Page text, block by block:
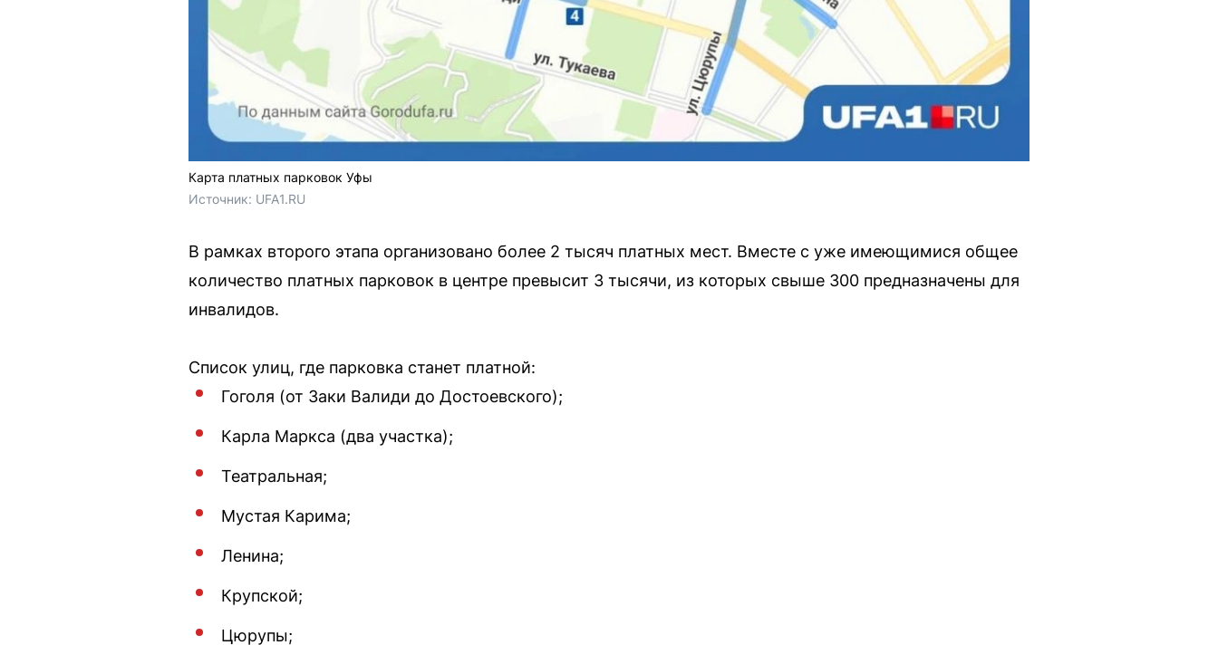
Карта платных парковок Уфы
Источник: UFA1.RU
В рамках второго этапа организовано более 2 тысяч платных мест. Вместе с уже имеющимися общее
количество платных парковок в центре превысит 3 тысячи, из которых свыше 300 предназначены для
инвалидов.
Список улиц, где парковка станет платной:
Гоголя (от Заки Валиди до Достоевского);
Карла Маркса (два участка);
Театральная;
Мустая Карима;
Ленина;
Крупской;
Цюрупы;